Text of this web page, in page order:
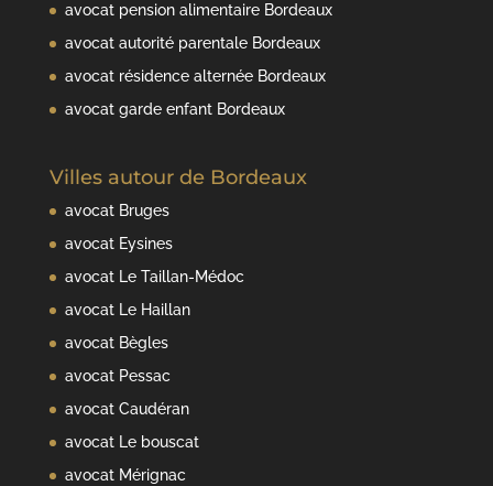
avocat pension alimentaire Bordeaux
avocat autorité parentale Bordeaux
avocat résidence alternée Bordeaux
avocat garde enfant Bordeaux
Villes autour de Bordeaux
avocat Bruges
avocat Eysines
avocat Le Taillan-Médoc
avocat Le Haillan
avocat Bègles
avocat Pessac
avocat Caudéran
avocat Le bouscat
avocat Mérignac